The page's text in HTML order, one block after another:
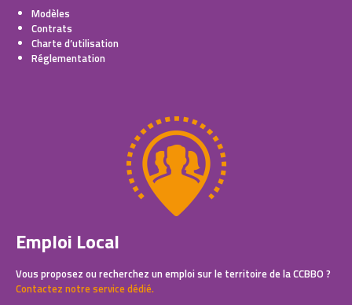
Modèles
Contrats
Charte d’utilisation
Réglementation
Emploi Local
Vous proposez ou recherchez un emploi sur le territoire de la CCBBO ?
Contactez notre service dédié.